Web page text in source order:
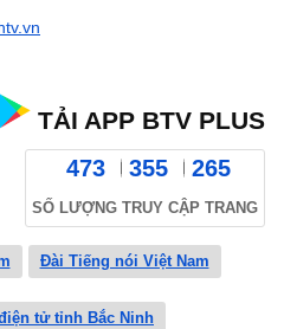
TẢI APP BTV PLUS
473 355 265
SỐ LƯỢNG TRUY CẬP TRANG
Đài Tiếng nói Việt Nam
tử tỉnh Bắc Ninh